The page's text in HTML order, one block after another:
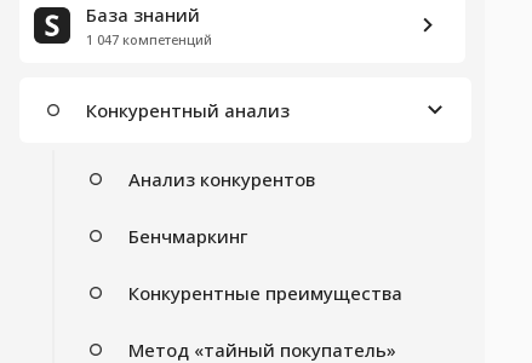
База знаний
1 047 компетенций
Сегментация клиентов
Конкурентный анализ
Анализ конкурентов
Бенчмаркинг
Конкурентные преимущества
Метод «тайный покупатель»